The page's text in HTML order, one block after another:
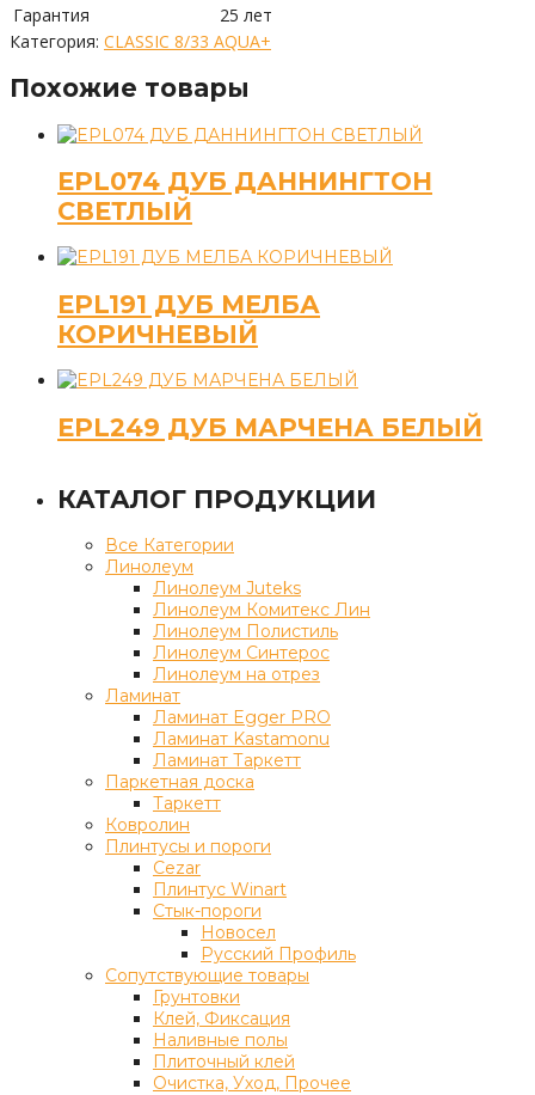
Гарантия
25 лет
Категория: CLASSIC 8/33 AQUA+
Похожие товары
EPL074 ДУБ ДАННИНГТОН
СВЕТЛЫЙ
EPL191 ДУБ МЕЛБА
КОРИЧНЕВЫЙ
EPL249 ДУБ МАРЧЕНА БЕЛЫЙ
КАТАЛОГ ПРОДУКЦИИ
Все Категории
Линолеум
Линолеум Juteks
Линолеум Комитекс Лин
Линолеум Полистиль
Линолеум Синтерос
Линолеум на отрез
Ламинат
Ламинат Egger PRO
Ламинат Kastamonu
Ламинат Таркетт
Паркетная доска
Таркетт
Ковролин
Плинтусы и пороги
Cezar
Плинтус Winart
Стык-пороги
Новосел
Русский Профиль
Сопутствующие товары
Грунтовки
Клей, Фиксация
Наливные полы
Плиточный клей
Очистка, Уход, Прочее